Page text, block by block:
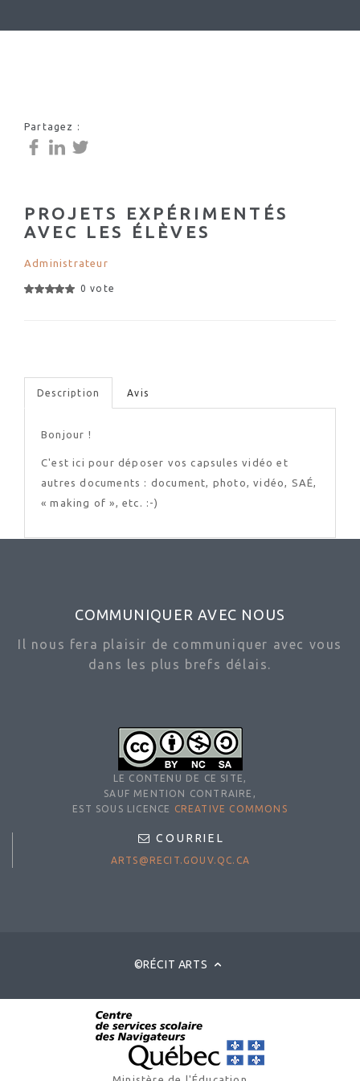
Partagez :
PROJETS EXPÉRIMENTÉS
AVEC LES ÉLÈVES
Administrateur
0 vote
Description Avis
Bonjour !
C'est ici pour déposer vos capsules vidéo et
autres documents : document, photo, vidéo, SAÉ,
« making of », etc. :-)
COMMUNIQUER AVEC NOUS
Il nous fera plaisir de communiquer avec vous
dans les plus brefs délais.
LE CONTENU DE CE SITE,
SAUF MENTION CONTRAIRE,
EST SOUS LICENCE
CREATIVE COMMONS
COURRIEL
ARTS@RECIT.GOUV.QC.CA
©RÉCIT ARTS